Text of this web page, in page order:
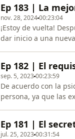
estás ren
Ep 183 | La
nov. 28, 202400:23:04
¡Estoy de vuelta!
dar inicio a una
enfocarnos en vivir
Ep 182 | El
sep. 5, 202300:23:59
De acuerdo con la
persona, ya que las
relacionadas con el di
Ep 181 | El
jul. 25, 202300:31:54